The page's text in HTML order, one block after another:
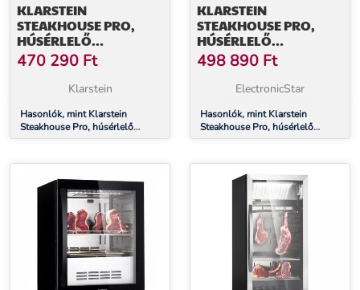
KLARSTEIN
STEAKHOUSE PRO,
HÚSÉRLELŐ
HŰTŐSZEKRÉNY, 1
ZÓNA, 98 LITER, 1 – 25
°C, ÉRINTŐS,
470 290 Ft
Klarstein
Hasonlók, mint Klarstein
Steakhouse Pro, húsérlelő
hűtőszekrény, 1 zóna, 98 liter, 1
acél
KLARSTEIN
STEAKHOUSE PRO,
HÚSÉRLELŐ
HŰTŐSZEKRÉNY, 1
ZÓNA, 98 LITER, 1 – 25
°C, ÉRINTŐS,
498 890 Ft
ElectronicStar
Hasonlók, mint Klarstein
Steakhouse Pro, húsérlelő
hűtőszekrény, 1 zóna, 98 liter, 1
acél